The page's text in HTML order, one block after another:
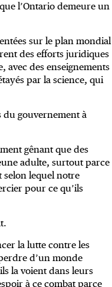
l’Ontario demeure un
sur le plan mondial
des efforts juridiques
avec des enseignements
par la science, qui
du gouvernement à
gênant que des
adulte, surtout parce
selon lequel notre
pour ce qu’ils
la lutte contre les
d’un monde
la voient dans leurs
à ce combat parce